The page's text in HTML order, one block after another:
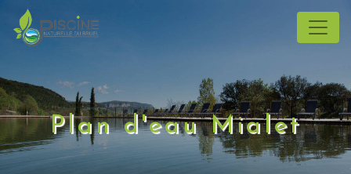
Panneau de gestion des cookies
Plan d'eau Mialet